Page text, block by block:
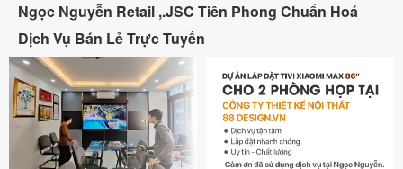
Ngọc Nguyễn Retail ,.JSC Tiên Phong Chuẩn Hoá
Dịch Vụ Bán Lẻ Trực Tuyến